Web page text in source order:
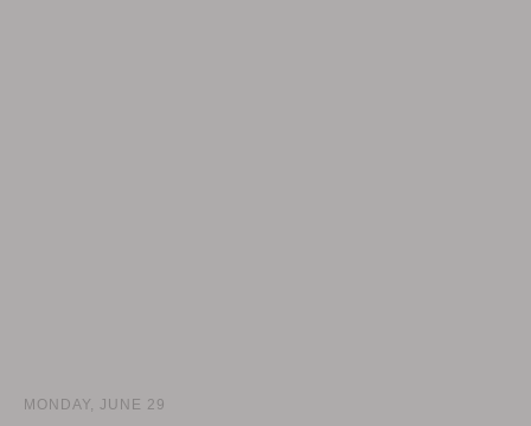
MONDAY, JUNE 29